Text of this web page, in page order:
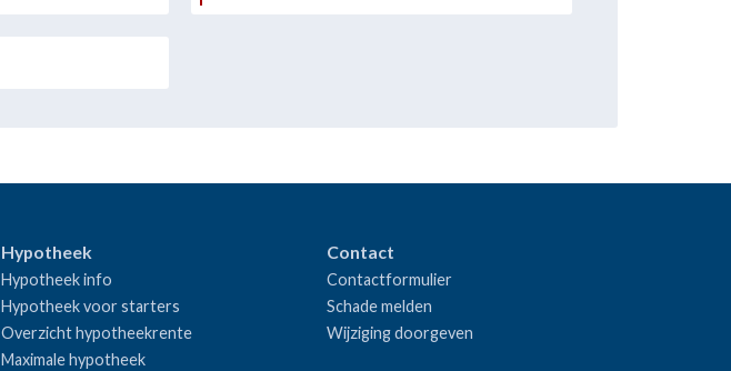
Hypotheek
Hypotheek info
Hypotheek voor starters
Overzicht hypotheekrente
Maximale hypotheek
Contact
Contactformulier
Schade melden
Wijziging doorgeven